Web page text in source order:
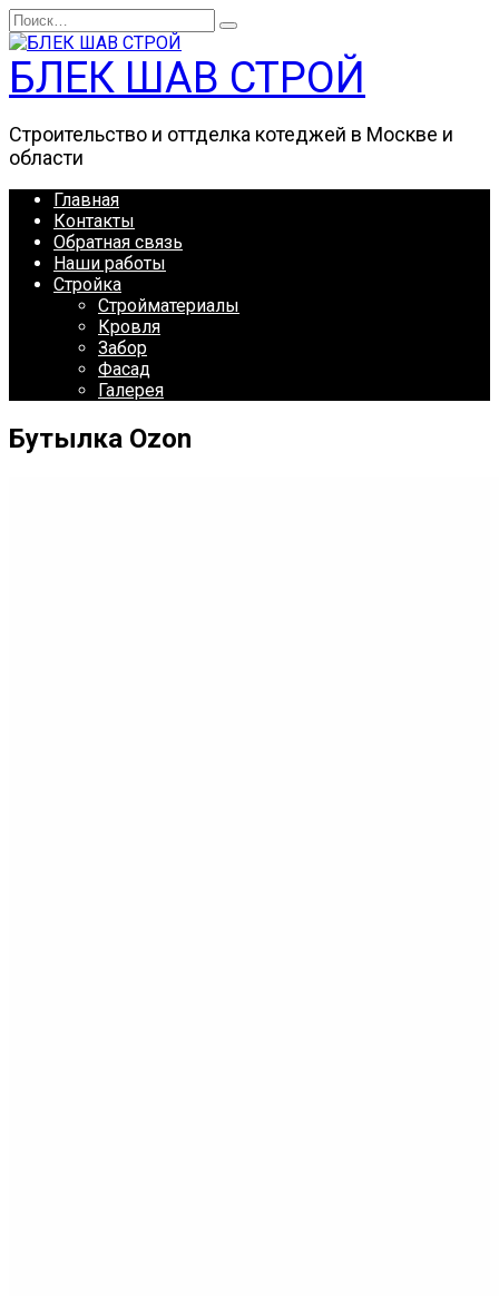
Перейти
к
содержанию
Search
for:
БЛЕК ШАВ СТРОЙ
Строительство и оттделка котеджей в Москве и
области
Главная
Контакты
Обратная связь
Наши работы
Стройка
Стройматериалы
Кровля
Забор
Фасад
Галерея
Бутылка Ozon